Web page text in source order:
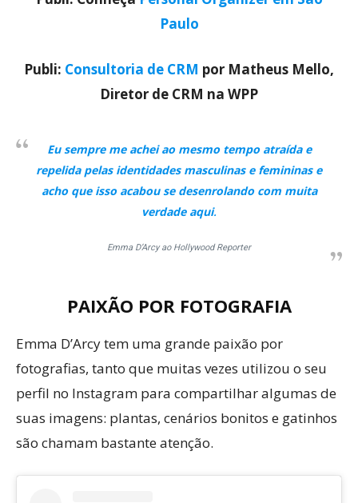
Paulo
Publi: Consultoria de CRM por Matheus Mello,
Diretor de CRM na WPP
Eu sempre me achei ao mesmo tempo atraída e
repelida pelas identidades masculinas e femininas e
acho que isso acabou se desenrolando com muita
verdade aqui.
Emma D’Arcy ao Hollywood Reporter
PAIXÃO POR FOTOGRAFIA
Emma D’Arcy tem uma grande paixão por
fotografias, tanto que muitas vezes utilizou o seu
perfil no Instagram para compartilhar algumas de
suas imagens: plantas, cenários bonitos e gatinhos
são chamam bastante atenção.